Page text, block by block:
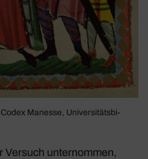
Manesse, Univer­si­täts­bi­
Versuch unter­nommen,